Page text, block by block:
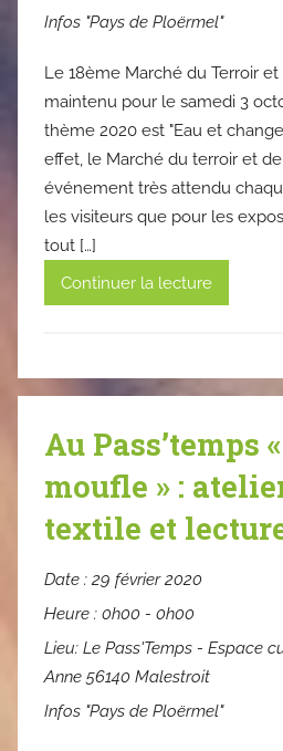
Infos "Pays de Ploërmel"
Le 18ème Marché du Terroir
maintenu pour le samedi 3
thème 2020 est "Eau et
effet, le Marché du terroir et
événement très attendu
les visiteurs que pour les
tout […]
Continuer la lecture
Au Pass’temps
moufle » :
textile et
Date :29 février 2020
Heure : 0h00 - 0h00
Lieu: Le Pass'Temps - Espace
Anne 56140 Malestroit
Infos "Pays de Ploërmel"